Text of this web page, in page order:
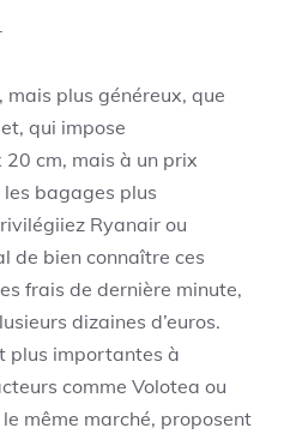
plus généreux, que
qui impose
cm, mais à un prix
bagages plus
Ryanair ou
de bien connaître ces
frais de dernière minute,
dizaines d’euros.
plus importantes à
comme Volotea ou
même marché, proposent